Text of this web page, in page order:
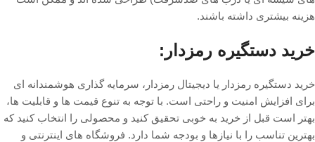
هزینه بیشتری داشته باشند.
خرید دستگیره رمزدار:
خرید دستگیره رمزدار یا دیجیتال رمزدار، سرمایه گذاری هوشمندانه ای
برای افزایش امنیت و راحتی است. با توجه به تنوع قیمت ها و قابلیت ها،
بهتر است قبل از خرید به خوبی تحقیق کنید و محصولی را انتخاب کنید که
بهترین تناسب را با نیازها و بودجه شما دارد. فروشگاه های اینترنتی و